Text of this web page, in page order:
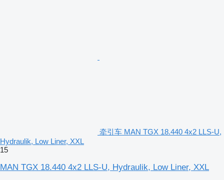
牵引车 MAN TGX 18.440 4x2 LLS-U,
Hydraulik, Low Liner, XXL
15
MAN TGX 18.440 4x2 LLS-U, Hydraulik, Low Liner, XXL